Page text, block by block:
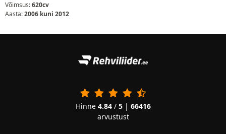
Võimsus:620cv
Aasta:2006 kuni 2012
Hinne 4.84/ 5| 66416
arvustust